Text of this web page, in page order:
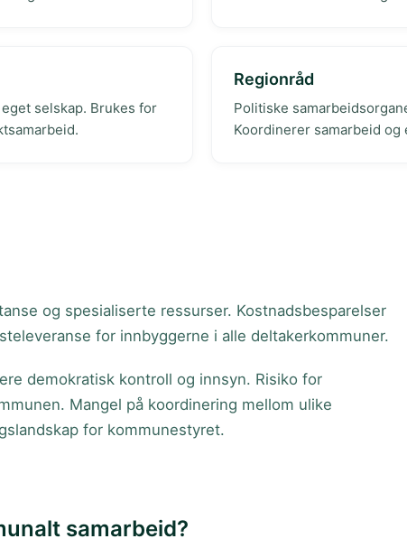
selskap. Brukes for
Regionråd
Politiske
Koordinerer samarbeid
og spesialiserte ressurser. Kostnadsbesparelser
for innbyggerne i alle deltakerkommuner.
demokratisk kontroll og innsyn. Risiko for
Mangel på koordinering mellom ulike
for kommunestyret.
samarbeid?